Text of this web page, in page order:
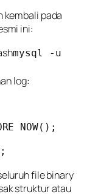
kembali pada
ini:
mysql -u
log:
file binary
struktur atau